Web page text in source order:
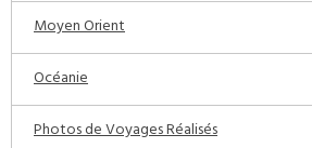
Moyen Orient
Océanie
Photos de Voyages Réalisés